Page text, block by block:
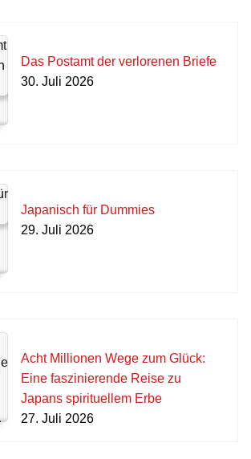
Das Postamt der verlorenen Briefe
30. Juli 2026
Japanisch für Dummies
29. Juli 2026
Acht Millionen Wege zum Glück:
Eine faszinierende Reise zu
Japans spirituellem Erbe
27. Juli 2026